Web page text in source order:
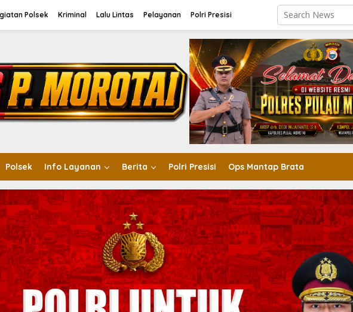
Polsek Kriminal Lalu Lintas Pelayanan Polri Presisi
Polsek Info Layanan Berita Polri Presisi Ops Mantap Brata